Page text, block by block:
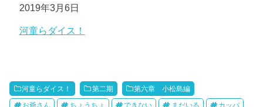
日付
2019年3月6日
関連理由
河童らダイス！
河童らダイス！ 第二期 第六章 小松島編
お爺さん ちょうちょ できない まだいる カッパ